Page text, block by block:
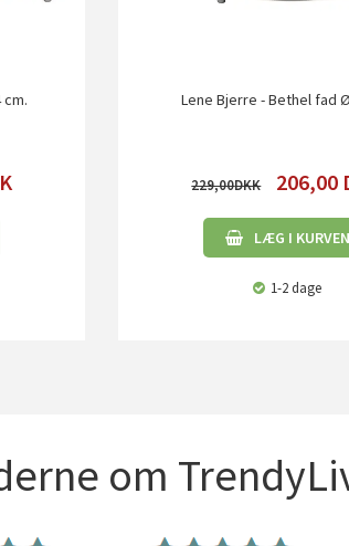
Lene Bjerre - Bethel fad
229,00 206,00
LÆG I KURVEN
1-2 dage
om